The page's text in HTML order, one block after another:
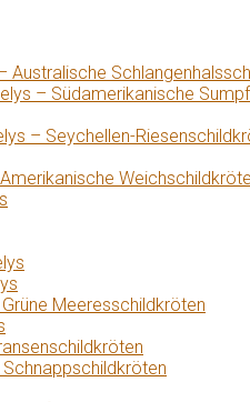
Australische
– Südamerikanische
– Seychellen-
Meeresschildkröten